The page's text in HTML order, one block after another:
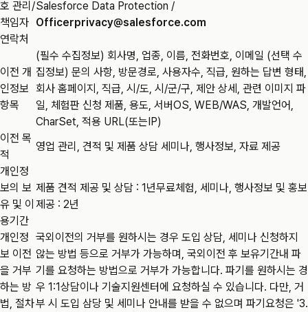
호 관리/
책임자
연락처
Salesforce Data Protection /
Officerprivacy@salesforce.com
이전 개
인정보
항목
(필수 수집정보) 회사명, 업종, 이름, 전화번호, 이메일 (선택 수
집정보) 문의 사항, 방문경로, 사용자수, 직급, 원하는 답변 형태,
회사 홈페이지, 직급, 시/도, 시/군/구, 제안 상세, 관련 이미지 파
일, 체험판 신청 제품, 용도, 서버OS, WEB/WAS, 개발언어,
CharSet, 적용 URL(또는IP)
이전 목
적
영업 관리, 견적 및 제품 상담 세미나, 행사정보, 자료 제공
개인정
보의 보
유 및 이
용기간
제품 견적 제공 및 상담 : 1년무료체험, 세미나, 행사정보 및 홍보
제공 : 2년
개인정
보 이전
을 거부
하는 방
법, 절차
국외이전의 거부를 원하시는 경우 도입 상담, 세미나 신청하지
않는 방법 등으로 거부가 가능하며, 국외이전 후 보유기간내 파
기를 요청하는 방법으로 거부가 가능합니다. 파기를 원하시는 경
우 1:1상담이나 기술지원센터에 요청하실 수 있습니다. 다만, 거
부 시 도입 삼당 및 세미나 안내를 받을 수 없으며 파기요청은 '3.